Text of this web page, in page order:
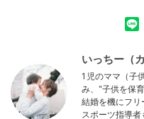
いっちー（
1児のママ（子
み、"子供を保
結婚を機にフ
スポーツ指導